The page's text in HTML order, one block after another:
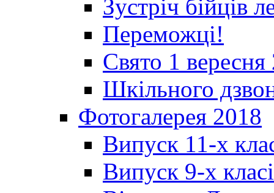
Зустріч бійців
Переможці!
Свято 1 вересня
Шкільного
Фотогалерея 2018
Випуск 11-х
Випуск 9-х